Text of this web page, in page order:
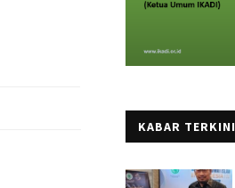
KABAR TERKINI